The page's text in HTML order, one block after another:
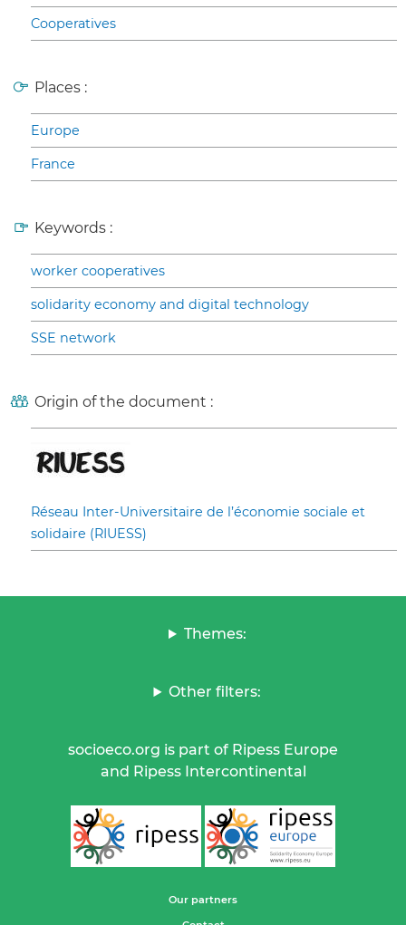
Cooperatives
Places :
Europe
France
Keywords :
worker cooperatives
solidarity economy and digital technology
SSE network
Origin of the document :
Réseau Inter-Universitaire de l’économie sociale et
solidaire (RIUESS)
Themes:
Other filters:
socioeco.org is part of Ripess Europe
and Ripess Intercontinental
Our partners